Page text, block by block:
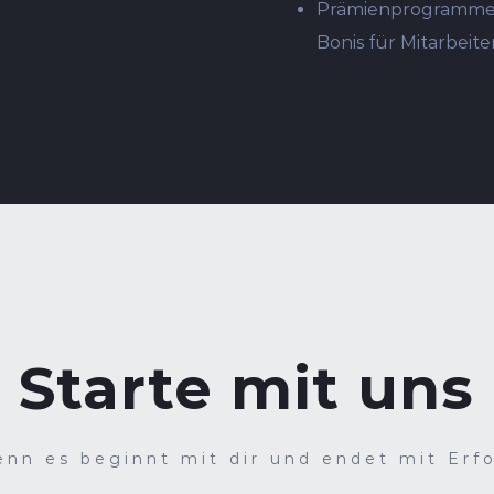
Bonis für
Starte mit uns
es beginnt mit dir und endet mit